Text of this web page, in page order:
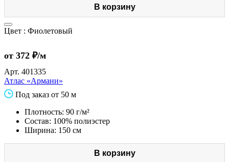
В корзину
Цвет : Фиолетовый
от 372 ₽/м
Арт. 401335
Атлас «Армани»
Под заказ от 50 м
Плотность: 90 г/м²
Состав: 100% полиэстер
Ширина: 150 см
В корзину